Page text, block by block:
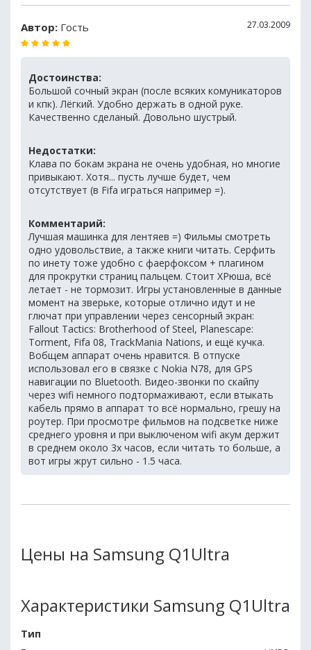
Автор: Гость 27.03.2009
Достоинства:
Большой сочный экран (после всяких комуникаторов
и кпк). Лёгкий. Удобно держать в одной руке.
Качественно сделаный. Довольно шустрый.
Недостатки:
Клава по бокам экрана не очень удобная, но многие
привыкают. Хотя... пусть лучше будет, чем
отсутствует (в Fifa играться например =).
Комментарий:
Лучшая машинка для лентяев =) Фильмы смотреть
одно удовольствие, а также книги читать. Серфить
по инету тоже удобно с фаерфоксом + плагином
для прокрутки страниц пальцем. Стоит ХРюша, всё
летает - не тормозит. Игры установленные в данные
момент на зверьке, которые отлично идут и не
глючат при управлении через сенсорный экран:
Fallout Tactics: Brotherhood of Steel, Planescape:
Torment, Fifa 08, TrackMania Nations, и ещё кучка.
Вобщем аппарат очень нравится. В отпуске
использовал его в связке с Nokia N78, для GPS
навигации по Bluetooth. Видео-звонки по скайпу
через wifi немного подтормаживают, если втыкать
кабель прямо в аппарат то всё нормально, грешу на
роутер. При просмотре фильмов на подсветке ниже
среднего уровня и при выключеном wifi акум держит
в среднем около 3х часов, если читать то больше, а
вот игры жрут сильно - 1.5 часа.
Цены на Samsung Q1Ultra
Характеристики Samsung Q1Ultra
Тип